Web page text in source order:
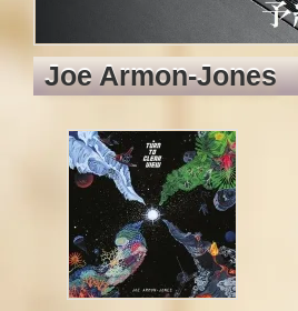
Joe Armon-Jones